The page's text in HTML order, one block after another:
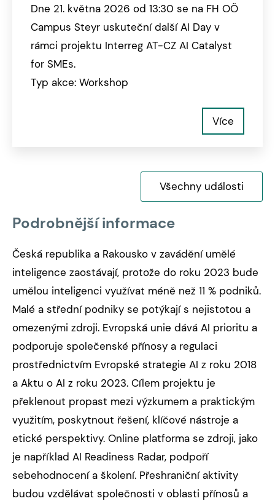
Dne 21. května 2026 od 13:30 se na FH OÖ
Campus Steyr uskuteční další AI Day v
rámci projektu Interreg AT-CZ AI Catalyst
for SMEs.
Typ akce: Workshop
Více
Všechny události
Podrobnější informace
Česká republika a Rakousko v zavádění umělé
inteligence zaostávají, protože do roku 2023 bude
umělou inteligenci využívat méně než 11 % podniků.
Malé a střední podniky se potýkají s nejistotou a
omezenými zdroji. Evropská unie dává AI prioritu a
podporuje společenské přínosy a regulaci
prostřednictvím Evropské strategie AI z roku 2018
a Aktu o AI z roku 2023. Cílem projektu je
překlenout propast mezi výzkumem a praktickým
využitím, poskytnout řešení, klíčové nástroje a
etické perspektivy. Online platforma se zdroji, jako
je například AI Readiness Radar, podpoří
sebehodnocení a školení. Přeshraniční aktivity
budou vzdělávat společnosti v oblasti přínosů a